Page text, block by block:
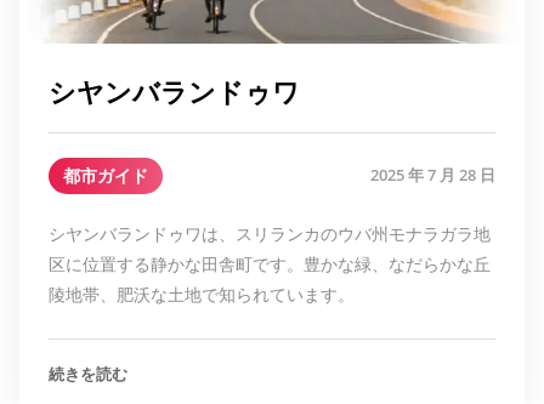
シヤンバランドゥワ
都市ガイド 2025 年 7 月 28 日
シヤンバランドゥワは、スリランカのウバ州モナラガラ地
区に位置する静かな田舎町です。豊かな緑、なだらかな丘
陵地帯、肥沃な土地で知られています。
続きを読む